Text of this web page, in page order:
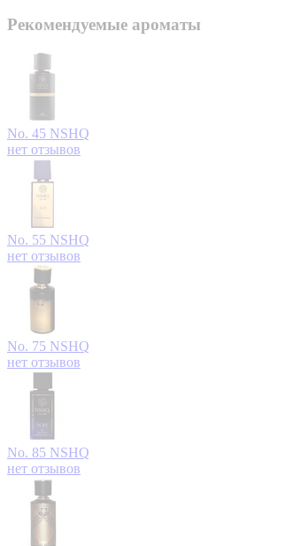
Рекомендуемые ароматы
No. 45 NSHQ
нет отзывов
No. 55 NSHQ
нет отзывов
No. 75 NSHQ
нет отзывов
No. 85 NSHQ
нет отзывов